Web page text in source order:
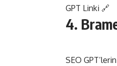
GPT Linki 🔗
4.
SEO